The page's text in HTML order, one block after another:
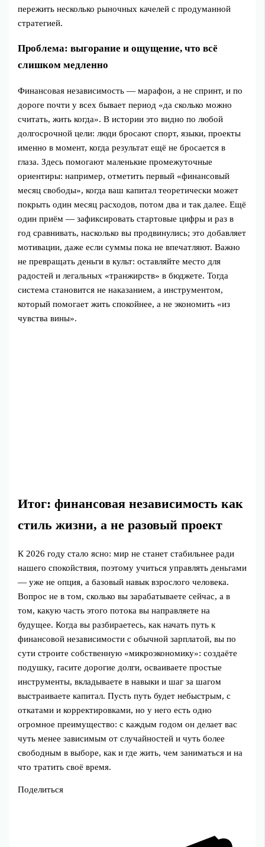
пережить несколько рыночных качелей с продуманной
стратегией.
Проблема: выгорание и ощущение, что всё
слишком медленно
Финансовая независимость — марафон, а не спринт, и по
дороге почти у всех бывает период «да сколько можно
считать, жить когда». В истории это видно по любой
долгосрочной цели: люди бросают спорт, языки, проекты
именно в момент, когда результат ещё не бросается в
глаза. Здесь помогают маленькие промежуточные
ориентиры: например, отметить первый «финансовый
месяц свободы», когда ваш капитал теоретически может
покрыть один месяц расходов, потом два и так далее. Ещё
один приём — зафиксировать стартовые цифры и раз в
год сравнивать, насколько вы продвинулись; это добавляет
мотивации, даже если суммы пока не впечатляют. Важно
не превращать деньги в культ: оставляйте место для
радостей и легальных «транжирств» в бюджете. Тогда
система становится не наказанием, а инструментом,
который помогает жить спокойнее, а не экономить «из
чувства вины».
Итог: финансовая независимость как
стиль жизни, а не разовый проект
К 2026 году стало ясно: мир не станет стабильнее ради
нашего спокойствия, поэтому учиться управлять деньгами
— уже не опция, а базовый навык взрослого человека.
Вопрос не в том, сколько вы зарабатываете сейчас, а в
том, какую часть этого потока вы направляете на
будущее. Когда вы разбираетесь, как начать путь к
финансовой независимости с обычной зарплатой, вы по
сути строите собственную «микроэкономику»: создаёте
подушку, гасите дорогие долги, осваиваете простые
инструменты, вкладываете в навыки и шаг за шагом
выстраиваете капитал. Пусть путь будет небыстрым, с
откатами и корректировками, но у него есть одно
огромное преимущество: с каждым годом он делает вас
чуть менее зависимым от случайностей и чуть более
свободным в выборе, как и где жить, чем заниматься и на
что тратить своё время.
Поделиться